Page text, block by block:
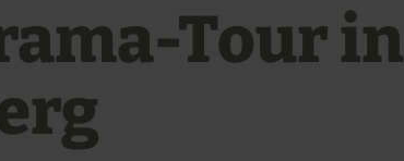
Tour in